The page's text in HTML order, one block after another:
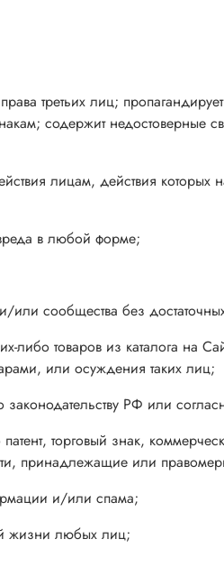
третьих лиц;
содержит недостоверные
лицам, действия
в любой форме;
сообщества без
либо товаров из каталога на
или осуждения таких лиц;
РФ или
торговый знак,
принадлежащие или
и/или спама;
жизни любых лиц;